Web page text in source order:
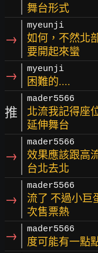
舞台形式
→
myeunji
如何，不然北
要開起來蠻
→ myeunji
困難的....
推
mader5566
北流我記得座
延伸舞台
→
mader5566
效果應該跟高
台北去北
→
mader5566
流了 不過小巨
次售票熱
→ mader5566
度可能有一點